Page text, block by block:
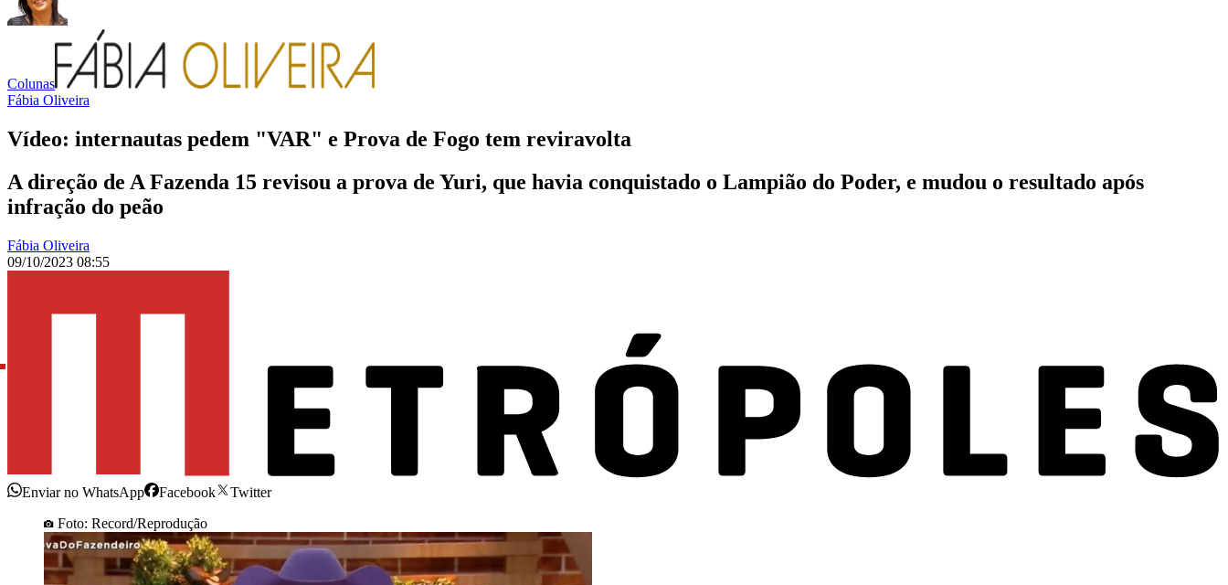
Colunas
Fábia Oliveira
Vídeo: internautas pedem "VAR" e Prova de Fogo tem reviravolta
A direção de A Fazenda 15 revisou a prova de Yuri, que havia conquistado o Lampião do Poder, e mudou o resultado após
infração do peão
Fábia Oliveira
09/10/2023 08:55
Enviar no WhatsApp Facebook
Twitter
Foto: Record/Reprodução